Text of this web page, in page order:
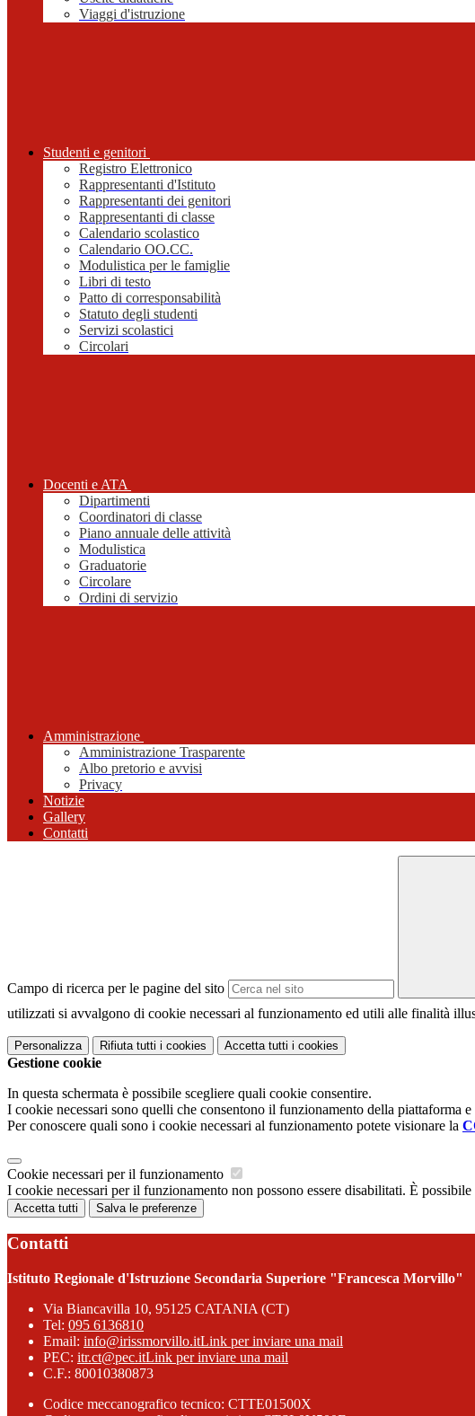
Viaggi d'istruzione
Studenti e genitori
Registro Elettronico
Rappresentanti d'Istituto
Rappresentanti dei genitori
Rappresentanti di classe
Calendario scolastico
Calendario OO.CC.
Modulistica per le famiglie
Libri di testo
Patto di corresponsabilità
Statuto degli studenti
Servizi scolastici
Circolari
Docenti e ATA
Dipartimenti
Coordinatori di classe
Piano annuale delle attività
Modulistica
Graduatorie
Circolare
Ordini di servizio
Amministrazione
Amministrazione Trasparente
Albo pretorio e avvisi
Privacy
Notizie
Gallery
Contatti
Campo di ricerca per le pagine del sito
utilizzati si avvalgono di cookie necessari al funzionamento ed utili alle finalità
Personalizza Rifiuta tutti i cookies Accetta tutti i cookies
Gestione cookie
In questa schermata è possibile scegliere quali cookie consentire.
I cookie necessari sono quelli che consentono il funzionamento della piattaforma
Per conoscere quali sono i cookie necessari al funzionamento potete visionare la
Cookie necessari per il funzionamento
I cookie necessari per il funzionamento non possono essere disabilitati. È
Accetta tutti Salva le preferenze
Contatti
Istituto Regionale d'Istruzione Secondaria Superiore "Francesca Morvillo"
Via Biancavilla 10, 95125 CATANIA (CT)
Tel: 095 6136810
Email: info@irissmorvillo.itLink per inviare una mail
PEC: itr.ct@pec.itLink per inviare una mail
C.F.: 80010380873
Codice meccanografico tecnico: CTTE01500X